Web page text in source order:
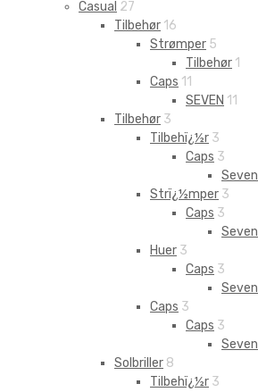
Casual 27
Tilbehør 16
Strømper 5
Tilbehør 1
Caps 11
SEVEN 11
Tilbehør 3
Tilbehï¿½r 3
Caps 3
Seven
Strï¿½mper 3
Caps 3
Seven
Huer 3
Caps 3
Seven
Caps 3
Caps 3
Seven
Solbriller 8
Tilbehï¿½r 3